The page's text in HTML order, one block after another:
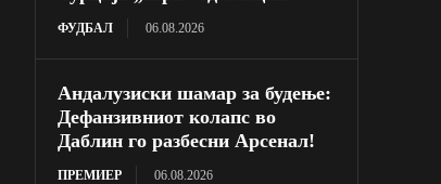
ФУДБАЛ 06.08.2026
Андалузиски шамар за будење:
Дефанзивниот колапс во
Даблин го разбесни Арсенал!
ПРЕМИЕР 06.08.2026